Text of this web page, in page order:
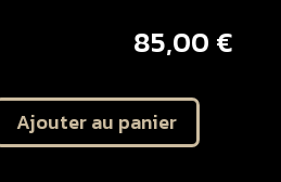
85,00 €
Ajouter au panier